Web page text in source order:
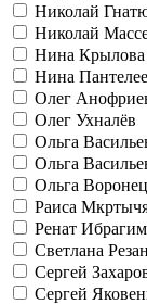
Николай
Николай
Нина Крылова
Нина
Олег
Олег Ухналёв
Ольга
Ольга
Ольга Воронец
Раиса
Ренат
Светлана
Сергей
Сергей